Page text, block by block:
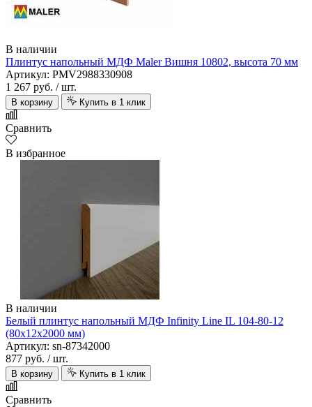
В наличии
Плинтус напольный МДФ Maler Вишня 10802, высота 70 мм
Артикул: PMV2988330908
1 267 руб. / шт.
В корзину Купить в 1 клик
Сравнить
В избранное
В наличии
Белый плинтус напольный МДФ Infinity Line IL 104-80-12
(80х12х2000 мм)
Артикул: sn-87342000
877 руб. / шт.
В корзину Купить в 1 клик
Сравнить